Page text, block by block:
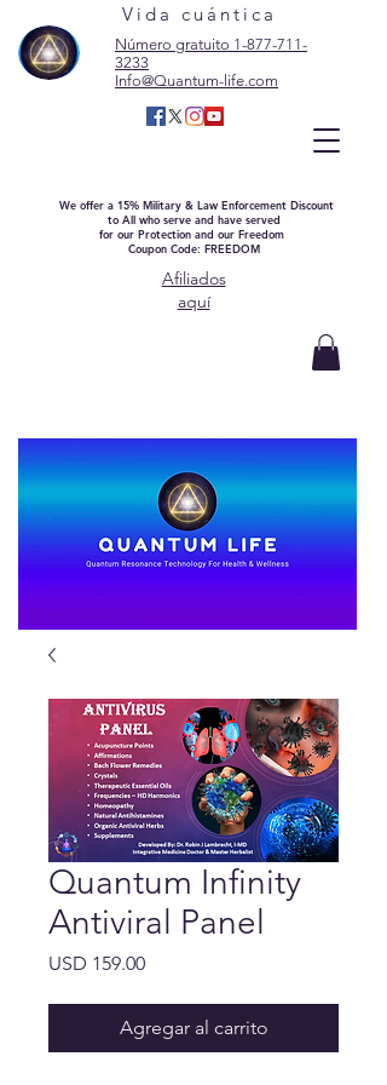
Vida cuántica
Número gratuito 1-877-711-
3233
Info@Quantum-life.com
We offer a 15% Military & Law Enforcement Discount
to All who serve and have served
for our Protection and our Freedom
Coupon Code: FREEDOM
Afiliados
aquí
Quantum Infinity
Antiviral Panel
USD 159.00Precio
Agregar al carrito